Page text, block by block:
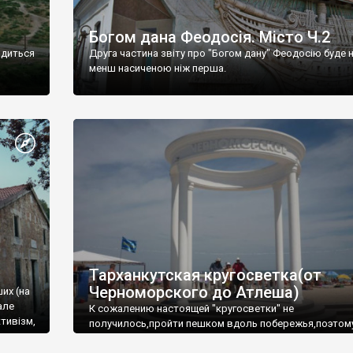
Богом дана Феодосія. Місто Ч.2
Друга частина звіту про "Богом дану" Феодосію буде
менш насиченою ніж перша.
(на
Тарханкутская кругосветка(от
Черноморского до Атлеша)
К сожалению настоящей "кругосветки" не
получилось,пройти пешком вдоль